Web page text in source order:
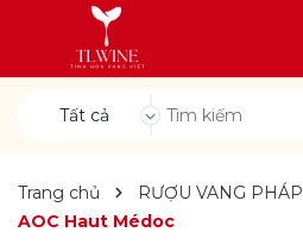
Tất cả
Trang chủ RƯỢU VANG PHÁP
AOC Haut Médoc